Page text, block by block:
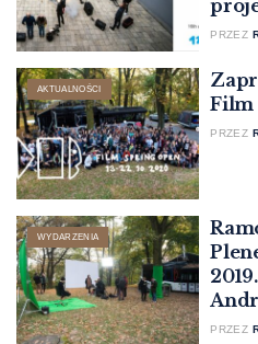
PRZEZ
AKTUALNOŚCI
Film
PRZEZ
WYDARZENIA
PRZEZ